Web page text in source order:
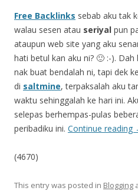
Free Backlinks sebab aku tak
walau sesen atau seriyal pun
ataupun web site yang aku
hati betul kan aku ni? 🙂 :-).
nak buat bendalah ni, tapi dek
di saltmine, terpaksalah aku
waktu sehinggalah ke hari ini.
selepas berhempas-pulas
peribadiku ini. Continue reading
(4670)
This entry was posted in Blogging